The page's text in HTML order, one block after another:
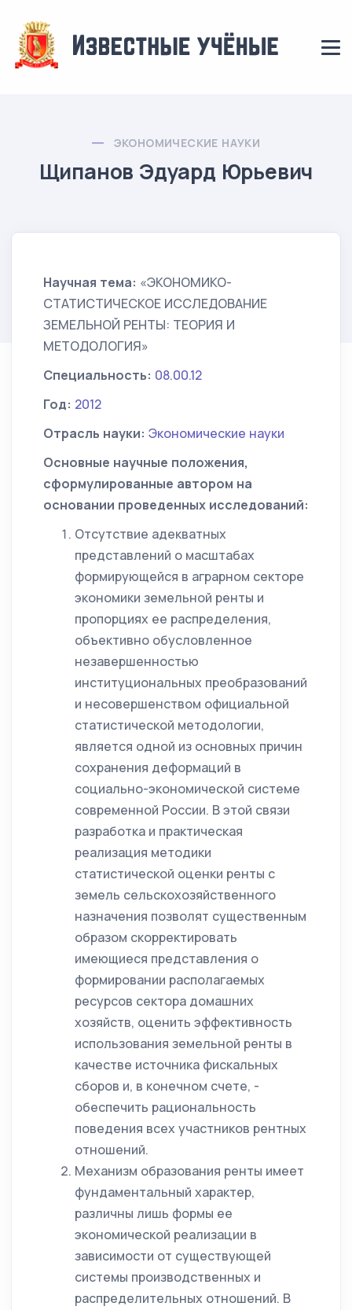
ЭКОНОМИЧЕСКИЕ НАУКИ
Щипанов Эдуард Юрьевич
Научная тема: «ЭКОНОМИКО-
СТАТИСТИЧЕСКОЕ ИССЛЕДОВАНИЕ
ЗЕМЕЛЬНОЙ РЕНТЫ: ТЕОРИЯ И
МЕТОДОЛОГИЯ»
Специальность: 08.00.12
Год: 2012
Отрасль науки: Экономические науки
Основные научные положения,
сформулированные автором на
основании проведенных исследований:
Отсутствие адекватных
представлений о масштабах
формирующейся в аграрном секторе
экономики земельной ренты и
пропорциях ее распределения,
объективно обусловленное
незавершенностью
институциональных преобразований
и несовершенством официальной
статистической методологии,
является одной из основных причин
сохранения деформаций в
социально-экономической системе
современной России. В этой связи
разработка и практическая
реализация методики
статистической оценки ренты с
земель сельскохозяйственного
назначения позволят существенным
образом скорректировать
имеющиеся представления о
формировании располагаемых
ресурсов сектора домашних
хозяйств, оценить эффективность
использования земельной ренты в
качестве источника фискальных
сборов и, в конечном счете, -
обеспечить рациональность
поведения всех участников рентных
отношений.
Механизм образования ренты имеет
фундаментальный характер,
различны лишь формы ее
экономической реализации в
зависимости от существующей
системы производственных и
распределительных отношений. В